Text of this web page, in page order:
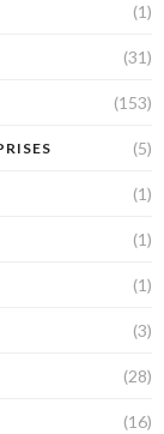
(1)
(31)
(153)
(5)
(1)
(1)
(1)
(3)
(28)
(16)